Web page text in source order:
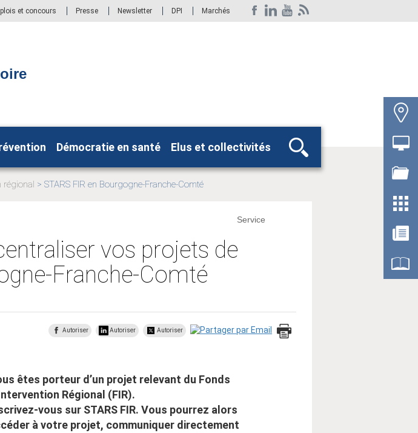
et concours Presse Newsletter DPI Marchés
Démocratie en santé Elus et collectivités
Rechercher
régional
STARS FIR en Bourgogne-Franche-Comté
vos projets de
Franche-Comté
Service
Autoriser Autoriser Autoriser
êtes porteur d’un projet relevant du Fonds
Régional (FIR).
vous sur STARS FIR. Vous pourrez alors
à votre projet, communiquer directement